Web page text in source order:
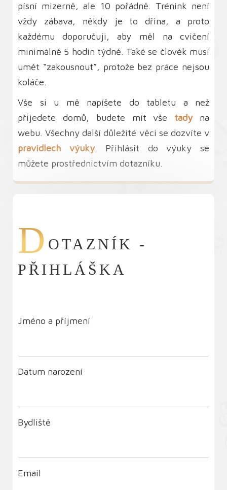
písní mizerně, ale 10 pořádně. Trénink není
vždy zábava, někdy je to dřina, a proto
každému doporučuji, aby měl na cvičení
minimálně 5 hodin týdně. Také se člověk musí
umět “zakousnout”, protože bez práce nejsou
koláče.
Vše si u mě napíšete do tabletu a než
přijedete domů, budete mít vše tadyna
webu. Všechny další důležité věci se dozvíte v
pravidlech výuky. Přihlásit do výuky se
můžete prostřednictvím dotazníku.
DOTAZNÍK -
PŘIHLÁŠKA
Jméno a příjmení
Datum narození
Bydliště
Email